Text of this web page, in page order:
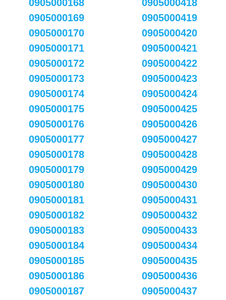
0905000168
0905000169
0905000170
0905000171
0905000172
0905000173
0905000174
0905000175
0905000176
0905000177
0905000178
0905000179
0905000180
0905000181
0905000182
0905000183
0905000184
0905000185
0905000186
0905000187
0905000418
0905000419
0905000420
0905000421
0905000422
0905000423
0905000424
0905000425
0905000426
0905000427
0905000428
0905000429
0905000430
0905000431
0905000432
0905000433
0905000434
0905000435
0905000436
0905000437